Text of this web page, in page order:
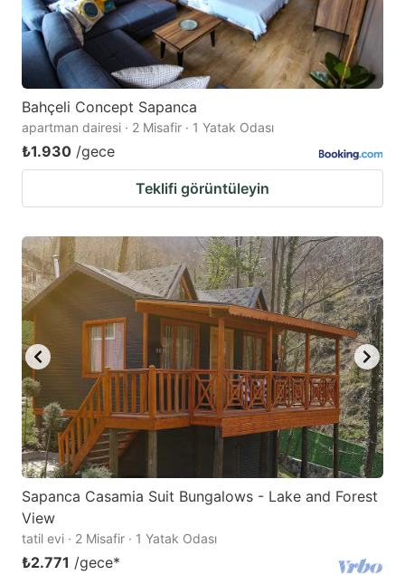
Bahçeli Concept Sapanca
apartman dairesi · 2 Misafir · 1 Yatak Odası
₺1.930 /gece
Teklifi görüntüleyin
Sapanca Casamia Suit Bungalows - Lake and Forest
View
tatil evi · 2 Misafir · 1 Yatak Odası
₺2.771 /gece*